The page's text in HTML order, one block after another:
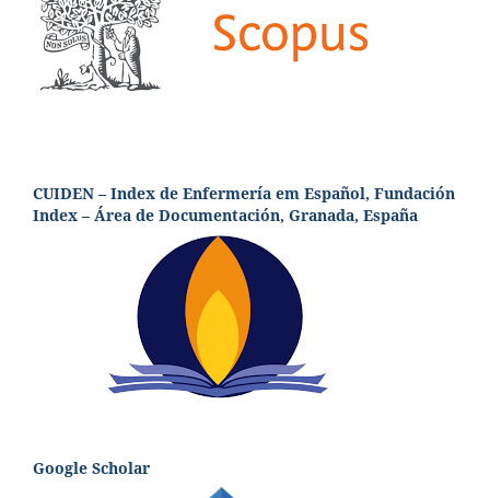
CUIDEN – Index de Enfermería em Español, Fundación
Index – Área de Documentación, Granada, España
Google Scholar